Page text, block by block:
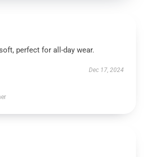
perfect for all-day wear.
Dec 17, 2024